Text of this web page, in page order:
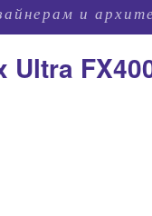
и
Ultra